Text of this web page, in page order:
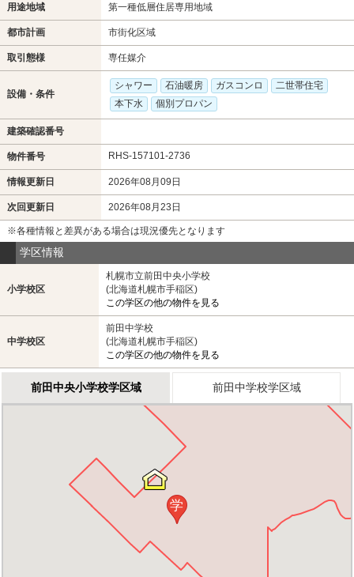
用途地域 第一種低層住居専用地域
都市計画 市街化区域
取引態様 専任媒介
設備・条件
シャワー 石油暖房 ガスコンロ
二世帯住宅
本下水
個別プロパン
建築確認番号
物件番号 RHS-157101-2736
情報更新日 2026年08月09日
次回更新日 2026年08月23日
※各種情報と差異がある場合は現況優先となります
学区情報
小学校区
札幌市立前田中央小学校
(北海道札幌市手稲区)
この学区の他の物件を見る
中学校区
前田中学校
(北海道札幌市手稲区)
この学区の他の物件を見る
前田中央小学校学区域 前田中学校学区域
学